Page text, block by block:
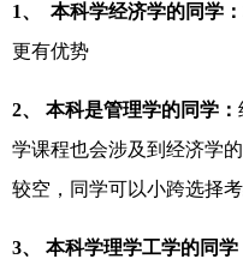
1、 本科学经济学的同学：
更有优势
2、 本科是管理学的同学：
学课程也会涉及到经济学
较空，同学可以小跨选择考
3、 本科学理学工学的同学